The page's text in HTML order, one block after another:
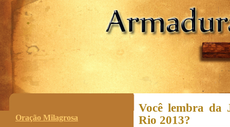
.
Oração Milagrosa
Você lembra da
Rio 2013?